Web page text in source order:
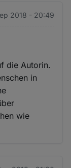
2018 - 20:49
die Autorin.
in
wie